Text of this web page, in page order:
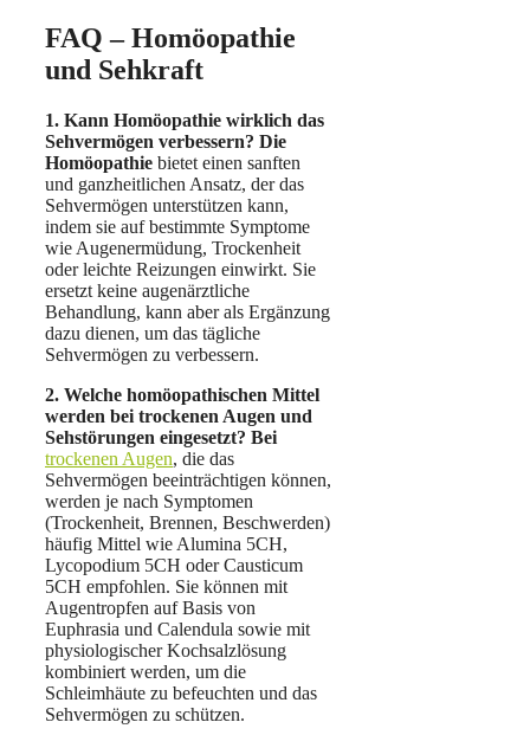
FAQ – Homöopathie
und Sehkraft
1. Kann Homöopathie wirklich das
Sehvermögen verbessern? Die
Homöopathie bietet einen sanften
und ganzheitlichen Ansatz, der das
Sehvermögen unterstützen kann,
indem sie auf bestimmte Symptome
wie Augenermüdung, Trockenheit
oder leichte Reizungen einwirkt. Sie
ersetzt keine augenärztliche
Behandlung, kann aber als Ergänzung
dazu dienen, um das tägliche
Sehvermögen zu verbessern.
2. Welche homöopathischen Mittel
werden bei trockenen Augen und
Sehstörungen eingesetzt? Bei
trockenen Augen, die das
Sehvermögen beeinträchtigen können,
werden je nach Symptomen
(Trockenheit, Brennen, Beschwerden)
häufig Mittel wie Alumina 5CH,
Lycopodium 5CH oder Causticum
5CH empfohlen. Sie können mit
Augentropfen auf Basis von
Euphrasia und Calendula sowie mit
physiologischer Kochsalzlösung
kombiniert werden, um die
Schleimhäute zu befeuchten und das
Sehvermögen zu schützen.